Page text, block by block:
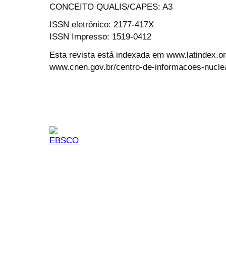
CONCEITO QUALIS/CAPES: A3
ISSN eletrônico: 2177-417X
ISSN Impresso: 1519-0412
Esta revista está indexada em
www.cnen.gov.br/centro-de-informacoes-